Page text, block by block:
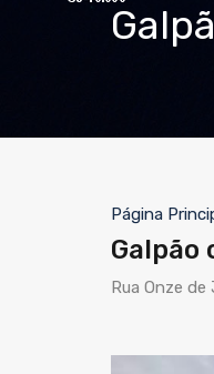
Página
Galpão
Rua Onze